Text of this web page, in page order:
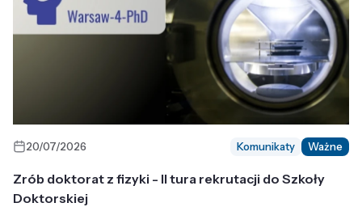
20/07/2026 Komunikaty Ważne
Zrób doktorat z fizyki - II tura rekrutacji do Szkoły
Doktorskiej